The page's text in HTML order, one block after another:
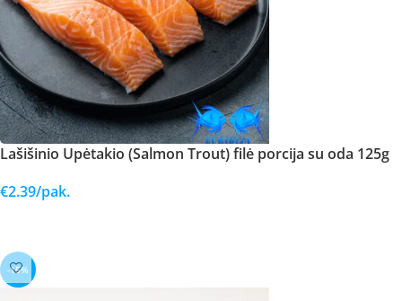
Lašišinio Upėtakio (Salmon Trout) filė porcija su oda 125g
€2.39/pak.
-15%